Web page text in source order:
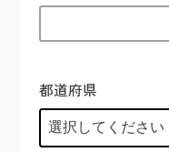
都道府県